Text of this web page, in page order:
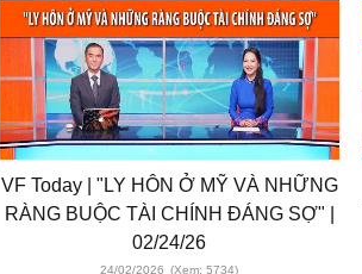
VF Today | "LY HÔN Ở MỸ VÀ NHỮNG
RÀNG BUỘC TÀI CHÍNH ĐÁNG SỢ" |
02/24/26
24/02/2026 (Xem: 5734)